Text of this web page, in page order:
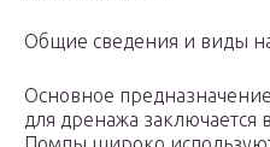
Общие сведения и виды
Основное
для дренажа заключается